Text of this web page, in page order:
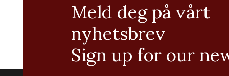
Meld deg på vårt
nyhetsbrev
Sign up for our